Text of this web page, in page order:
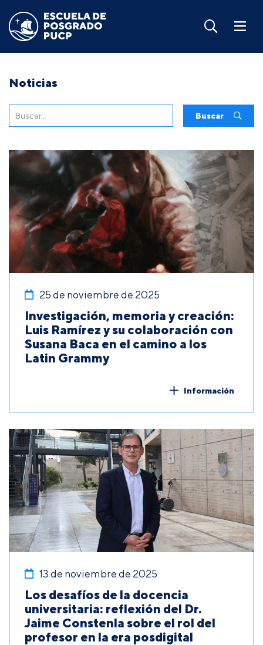
Noticias
Buscar
25 de noviembre de 2025
Investigación, memoria y creación:
Luis Ramírez y su colaboración con
Susana Baca en el camino a los
Latin Grammy
Información
13 de noviembre de 2025
Los desafíos de la docencia
universitaria: reflexión del Dr.
Jaime Constenla sobre el rol del
profesor en la era posdigital